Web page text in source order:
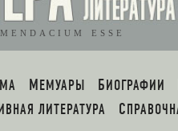
ESSE
МЕМУАРЫ БИОГРАФИИ
ЛИТЕРАТУРА